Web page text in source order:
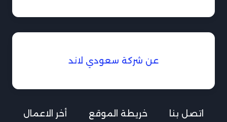
عن شركة سعودي لاند
اتصل بنا خريطة الموقع أخر الاعمال